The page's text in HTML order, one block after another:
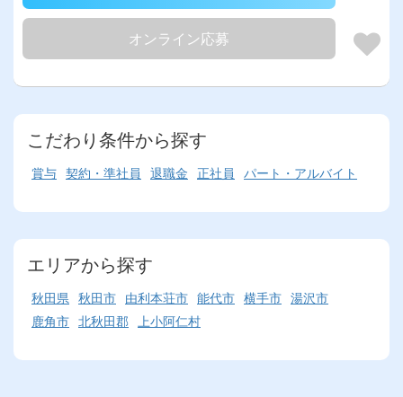
オンライン応募
こだわり条件から探す
賞与 契約・準社員 退職金 正社員 パート・アルバイト
エリアから探す
秋田県 秋田市 由利本荘市 能代市 横手市 湯沢市
鹿角市 北秋田郡 上小阿仁村